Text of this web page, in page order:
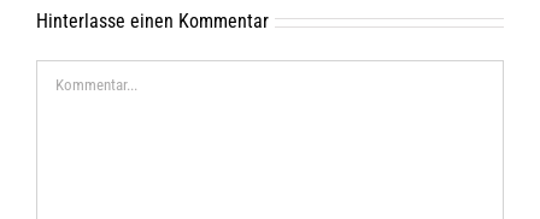
Hinterlasse einen Kommentar
Kommentar